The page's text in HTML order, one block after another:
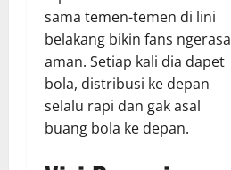
sama temen-temen di lini
belakang bikin fans ngerasa
aman. Setiap kali dia dapet
bola, distribusi ke depan
selalu rapi dan gak asal
buang bola ke depan.